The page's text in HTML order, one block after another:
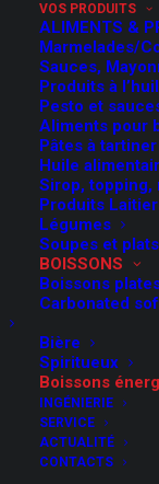
VOS PRODUITS
ALIMENTS &
Marmelades/
Sauces,
Produits à
Pesto et
Aliments pour
Pâtes à tartiner
Huile
Sirop, topping,
Produits
Légumes
Soupes et
BOISSONS
Boissons
Carbonated
Bière
Spiritueux
Boissons
INGÉNIERIE
SERVICE
ACTUALITÉ
CONTACTS
pour
Le terme «